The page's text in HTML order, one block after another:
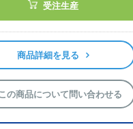
カテゴリで検索する
受注生産
商品詳細を見る
の商品について問い合わせる